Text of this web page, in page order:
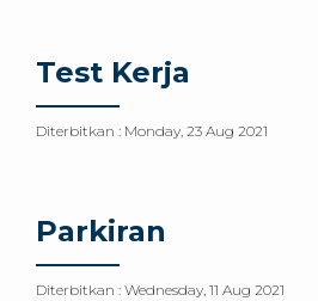
Test Kerja
Diterbitkan : Monday, 23 Aug 2021
Parkiran
Diterbitkan : Wednesday, 11 Aug 2021